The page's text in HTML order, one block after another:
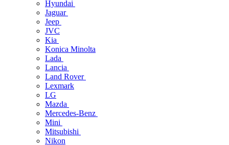
Hyundai
Jaguar
Jeep
JVC
Kia
Konica Minolta
Lada
Lancia
Land Rover
Lexmark
LG
Mazda
Mercedes-Benz
Mini
Mitsubishi
Nikon